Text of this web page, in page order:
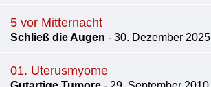
5 vor Mitternacht
Schließ die Augen - 30. Dezember 2025
01. Uterusmyome